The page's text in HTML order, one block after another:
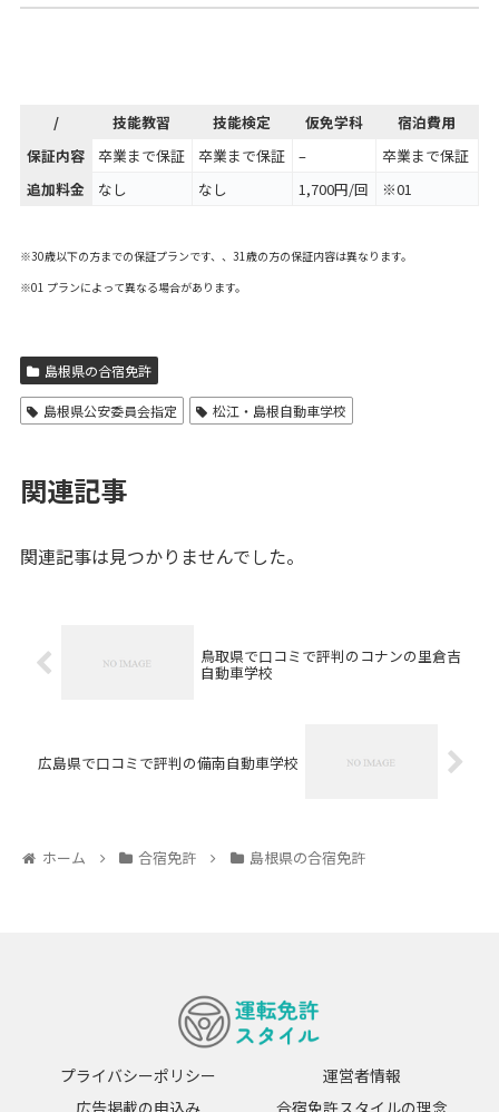
/ 技能教習 技能検定 仮免学科
宿泊費用
保証内容
卒業まで保証 卒業まで保証 –
卒業まで保証
追加料金
なし なし 1,700円/回 ※01
※30歳以下の方までの保証プランです、、31歳の方の保証内容は異なります。
※01 プランによって異なる場合があります。
島根県の合宿免許
島根県公安委員会指定 松江・島根自動車学校
関連記事
関連記事は見つかりませんでした。
鳥取県で口コミで評判のコナンの里倉吉
自動車学校
広島県で口コミで評判の備南自動車学校
ホーム 合宿免許 島根県の合宿免許
プライバシーポリシー
運営者情報
広告掲載の申込み
合宿免許スタイルの理念